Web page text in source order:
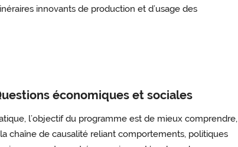
innovants de production et d’usage des
économiques et sociales
l’objectif du programme est de mieux comprendre,
chaîne de causalité reliant comportements, politiques